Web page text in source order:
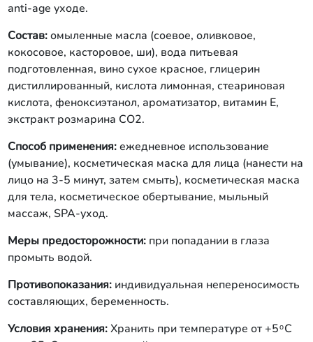
anti-age уходе.
Состав:омыленные масла (соевое, оливковое,
кокосовое, касторовое, ши), вода питьевая
подготовленная, вино сухое красное, глицерин
дистиллированный, кислота лимонная, стеариновая
кислота, феноксиэтанол, ароматизатор, витамин Е,
экстракт розмарина СО2.
Способ применения:ежедневное использование
(умывание), косметическая маска для лица (нанести на
лицо на 3-5 минут, затем смыть), косметическая маска
для тела, косметическое обертывание, мыльный
массаж, SPA-уход.
Меры предосторожности:при попадании в глаза
промыть водой.
Противопоказания:индивидуальная непереносимость
составляющих, беременность.
Условия хранения:Хранить при температуре от +5 ͦ С